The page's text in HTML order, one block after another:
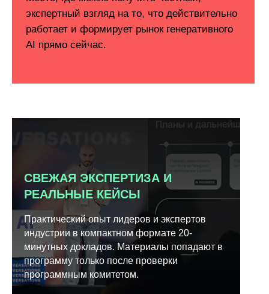
СВЕЖАЯ ЭКСПЕРТИЗА И
РЕАЛЬНЫЕ КЕЙСЫ
Практический опыт лидеров и экспертов
индустрии в компактном формате 20-
минутных докладов. Материалы попадают в
программу только после проверки
программным комитетом.